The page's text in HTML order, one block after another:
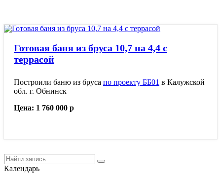
Готовая баня из бруса 10,7 на 4,4 с
террасой
Построили баню из бруса по проекту ББ01 в Калужской
обл. г. Обнинск
Цена: 1 760 000 р
Календарь